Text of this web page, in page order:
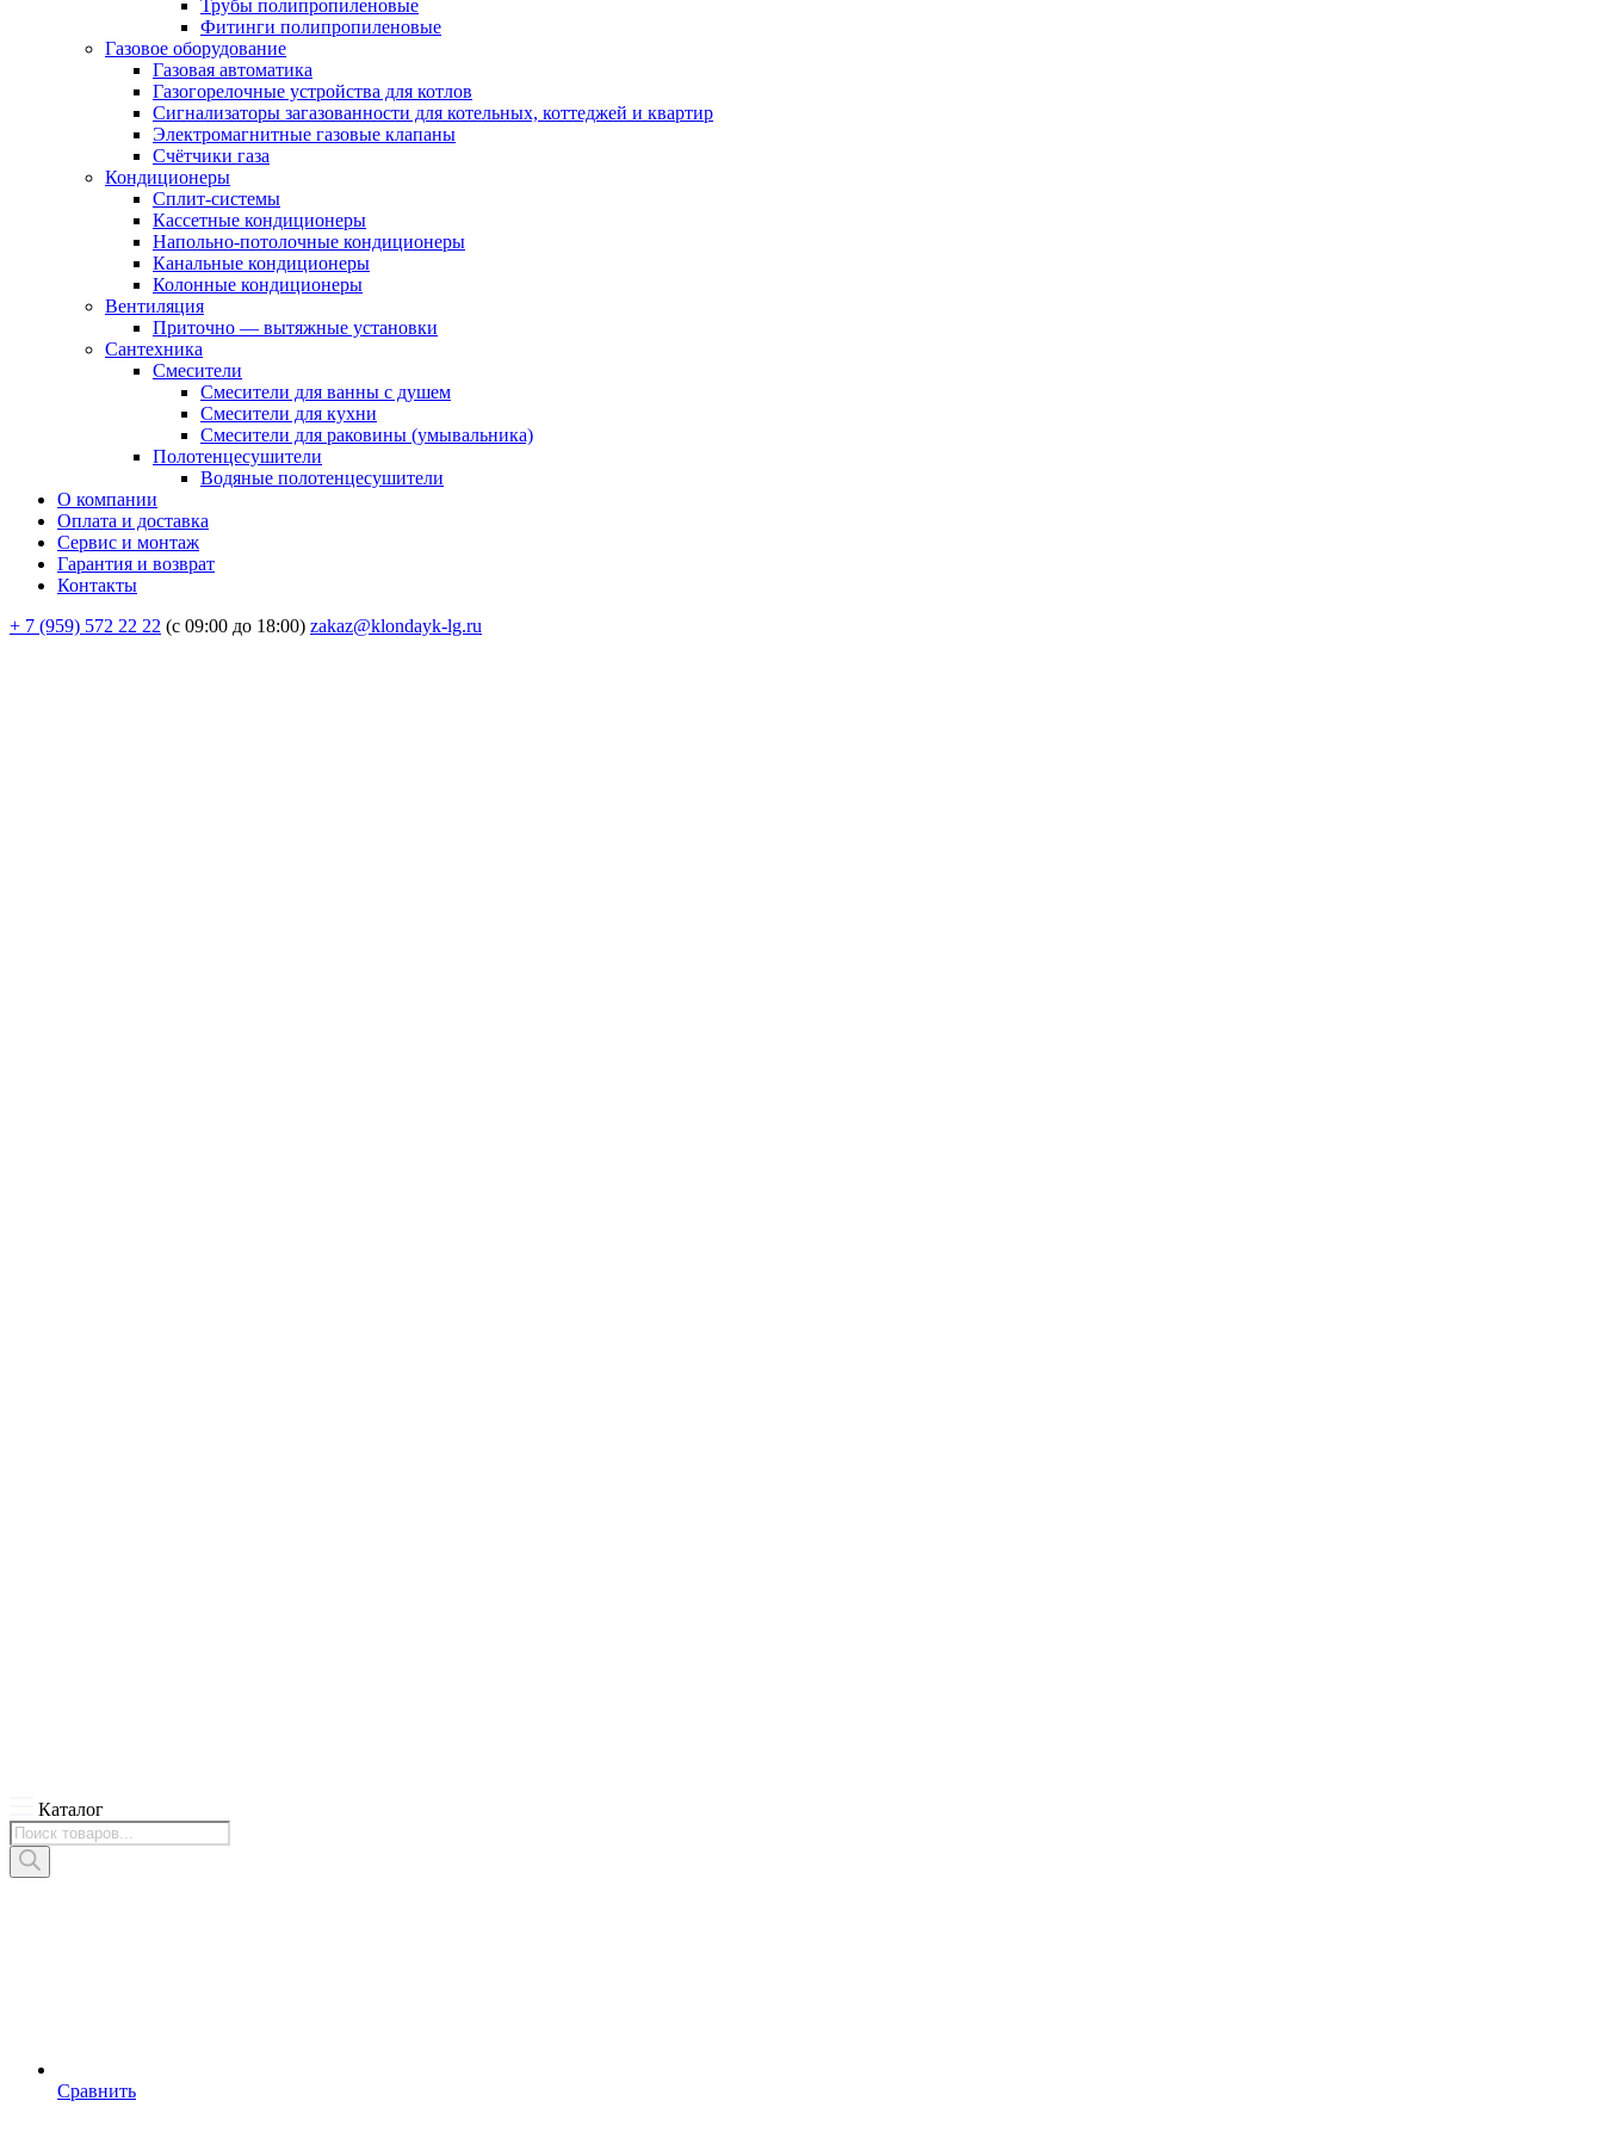
Трубы полипропиленовые
Фитинги полипропиленовые
Газовое оборудование
Газовая автоматика
Газогорелочные устройства для котлов
Сигнализаторы загазованности для котельных, коттеджей и квартир
Электромагнитные газовые клапаны
Счётчики газа
Кондиционеры
Сплит-системы
Кассетные кондиционеры
Напольно-потолочные кондиционеры
Канальные кондиционеры
Колонные кондиционеры
Вентиляция
Приточно — вытяжные установки
Сантехника
Смесители
Смесители для ванны с душем
Смесители для кухни
Смесители для раковины (умывальника)
Полотенцесушители
Водяные полотенцесушители
О компании
Оплата и доставка
Сервис и монтаж
Гарантия и возврат
Контакты
+ 7 (959) 572 22 22 (с 09:00 до 18:00) zakaz@klondayk-lg.ru
Каталог
Поиск
товаров
Сравнить